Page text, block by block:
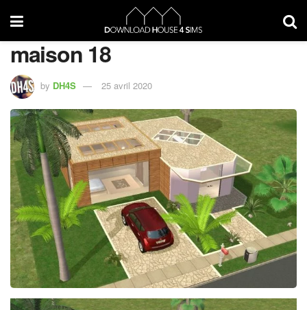
maison 18
by DH4S 25 avril 2020